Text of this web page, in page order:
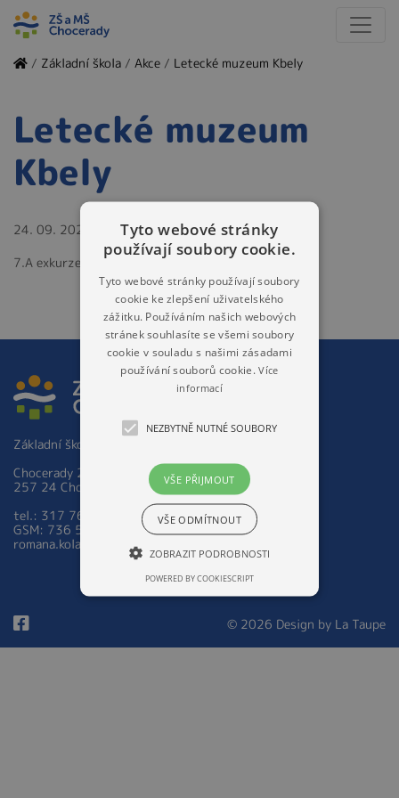
/ Základní škola / Akce / Letecké muzeum Kbely
Letecké muzeum
Kbely
24. 09. 2024
7.A exkurze
Základní škola a Mateřská škola Chocerady 267
Chocerady 267
257 24 Chocerady
tel.: 317 763 521
GSM: 736 535 973
romana.kolarova@zsmschocerady.cz
© 2026 Design by La Taupe
Tyto webové stránky
používají soubory cookie.
Tyto webové stránky používají soubory
cookie ke zlepšení uživatelského
zážitku. Používáním našich webových
stránek souhlasíte se všemi soubory
cookie v souladu s našimi zásadami
používání souborů cookie.Více
informací
NEZBYTNĚ NUTNÉ SOUBORY
VŠE PŘIJMOUT
VŠE ODMÍTNOUT
ZOBRAZIT PODROBNOSTI
POWERED BY COOKIESCRIPT